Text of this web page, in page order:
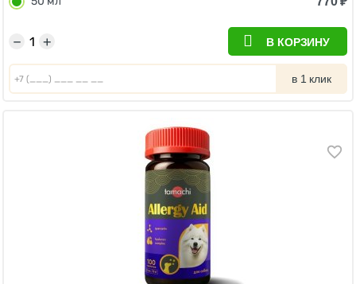
+
− В КОРЗИНУ
в 1 клик